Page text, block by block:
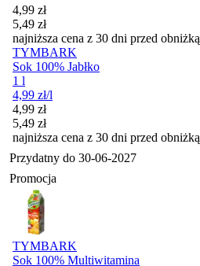
Cena promocyjna
4,99 zł
5,49 zł
najniższa cena z 30 dni przed obniżką
TYMBARK
Sok 100% Jabłko
1 l
4,99 zł/l
Cena promocyjna
4,99 zł
5,49 zł
najniższa cena z 30 dni przed obniżką
Przydatny do 30-06-2027
Promocja
TYMBARK
Sok 100% Multiwitamina